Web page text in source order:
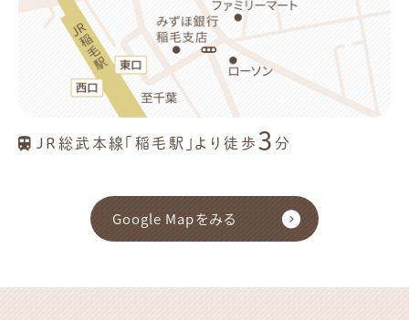
JR総武本線「稲毛駅」より徒歩 3分
Google Mapをみる